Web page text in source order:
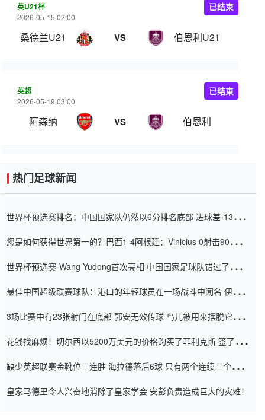
英U21杯
2026-05-15 02:00
桑德兰U21 VS 伯恩利U21
已结束
英超
2026-05-19 03:00
阿森纳 VS 伯恩利
已结束
热门足球新闻
世界杯预选赛排名：中国国家队仍然以6分排名底部 进球差-13令人
您是如何获得世界第一的？巴西1-4阿根廷：Vinicius 0射击90分钟
世界杯预选赛-Wang Yudong首次亮相 中国国家足球队错过了世界
最佳中国超级联赛球队：港口的年轻球员在一场战斗中闻名 伊万放
3场比赛中有23张射门在底部 郭安无效传球 鸟儿被用来摆脱它
花钱找麻烦！切尔西以5200万美元的价格购买了菲利克斯 签了7年
缺少英超联赛金靴位三连胜 海拉德落后6球 只有两个连续三个连续
皇家马德里令人兴奋地消除了皇家学会 安彭负责造成巨大的灾难！